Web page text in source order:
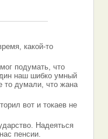
какой-то
подумать, что
наш шибко умный
то думали, что жана
вот и токаев не
Надеяться
пенсии.